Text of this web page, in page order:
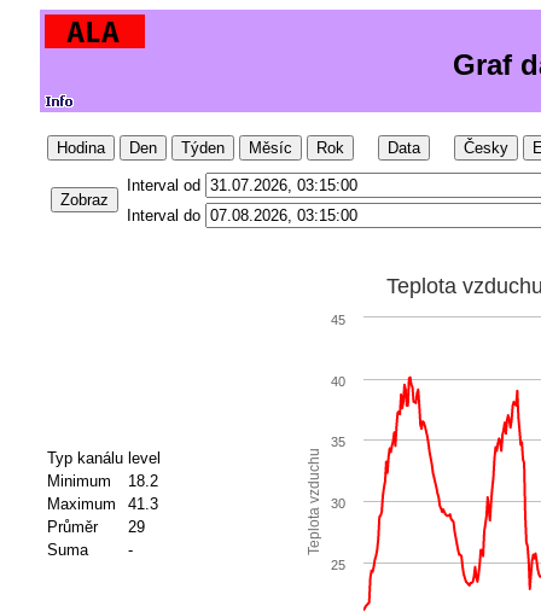
Graf
Hodina Den Týden Měsíc Rok Data Česky
Zobraz
Interval od
Interval do
Typ kanálu level
Minimum
18.2
Maximum
41.3
Průměr
29
Suma
- Teplota vzduchu
Teplota
25
30
35
40
45